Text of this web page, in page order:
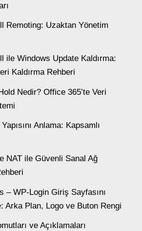
Remoting: Uzaktan Yönetim
ile Windows Update Kaldırma:
Kaldırma Rehberi
Nedir? Office 365’te Veri
Anlama: Kapsamlı
NAT ile Güvenli Sanal Ağ
– WP-Login Giriş Sayfasını
Arka Plan, Logo ve Buton Rengi
ve Açıklamaları